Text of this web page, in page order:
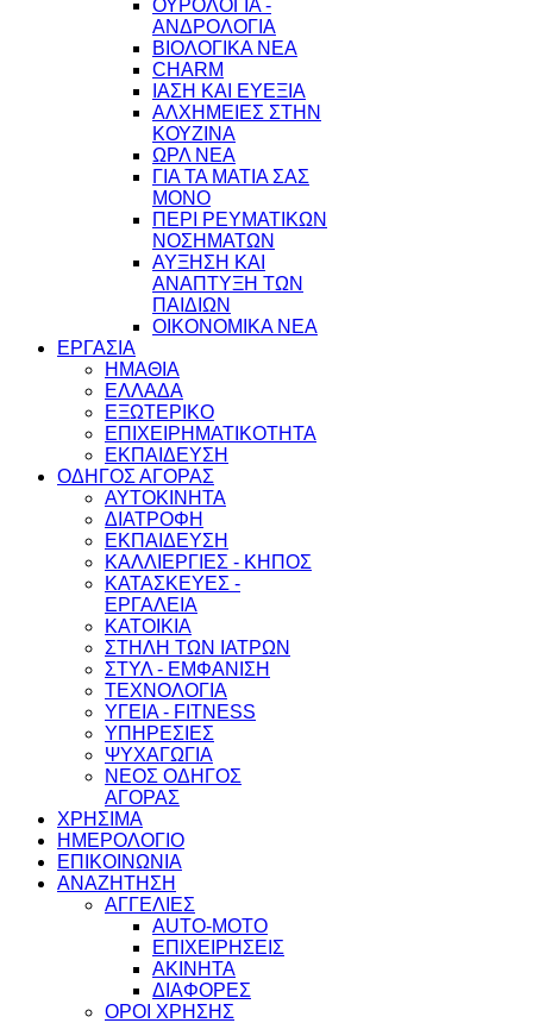
ΟΥΡΟΛΟΓΙΑ -
ΑΝΔΡΟΛΟΓΙΑ
ΒΙΟΛΟΓΙΚΑ ΝΕΑ
CHARM
ΙΑΣΗ ΚΑΙ ΕΥΕΞΙΑ
ΑΛΧΗΜΕΙΕΣ ΣΤΗΝ
ΚΟΥΖΙΝΑ
ΩΡΛ ΝEA
ΓΙΑ ΤΑ ΜΑΤΙΑ ΣΑΣ
ΜΟΝΟ
ΠΕΡΙ ΡΕΥΜΑΤΙΚΩΝ
ΝΟΣΗΜΑΤΩΝ
ΑΥΞΗΣΗ ΚΑΙ
ΑΝΑΠΤΥΞΗ ΤΩΝ
ΠΑΙΔΙΩΝ
ΟΙΚΟΝΟΜΙΚΑ ΝΕΑ
ΕΡΓΑΣΙΑ
ΗΜΑΘΙΑ
ΕΛΛΑΔΑ
ΕΞΩΤΕΡΙΚΟ
ΕΠΙΧΕΙΡΗΜΑΤΙΚΟΤΗΤΑ
ΕΚΠΑΙΔΕΥΣΗ
ΟΔΗΓΟΣ ΑΓΟΡΑΣ
ΑΥΤΟΚΙΝΗΤΑ
ΔΙΑΤΡΟΦΗ
ΕΚΠΑΙΔΕΥΣΗ
ΚΑΛΛΙΕΡΓΙΕΣ - ΚΗΠΟΣ
ΚΑΤΑΣΚΕΥΕΣ -
ΕΡΓΑΛΕΙΑ
ΚΑΤΟΙΚΙΑ
ΣΤΗΛΗ ΤΩΝ ΙΑΤΡΩΝ
ΣΤΥΛ - ΕΜΦΑΝΙΣΗ
ΤΕΧΝΟΛΟΓΙΑ
ΥΓΕΙΑ - FITNESS
ΥΠΗΡΕΣΙΕΣ
ΨΥΧΑΓΩΓΙΑ
ΝΕΟΣ ΟΔΗΓΟΣ
ΑΓΟΡΑΣ
ΧΡΗΣΙΜΑ
ΗΜΕΡΟΛΟΓΙΟ
ΕΠΙΚΟΙΝΩΝΙΑ
ΑΝΑΖΗΤΗΣΗ
ΑΓΓΕΛΙΕΣ
AUTO-MOTO
ΕΠΙΧΕΙΡΗΣΕΙΣ
ΑΚΙΝΗΤΑ
ΔΙΑΦΟΡΕΣ
ΟΡΟΙ ΧΡΗΣΗΣ